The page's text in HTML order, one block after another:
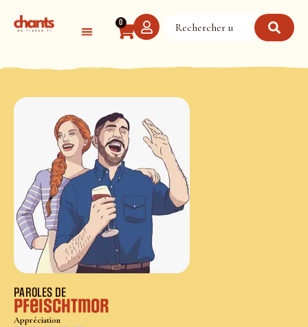
0
PAROLES DE
Pfeischtmor
Appréciation